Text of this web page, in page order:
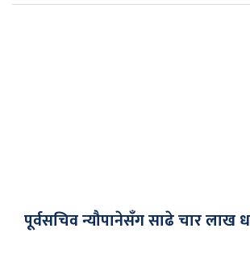
पूर्वसचिव न्यौपानेसँग साढे चार लाख